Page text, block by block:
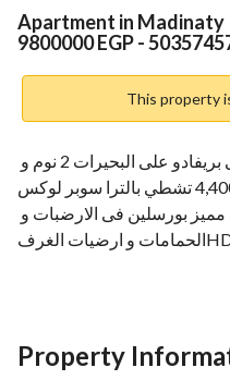
Overview Trends
Apartment in Madinaty
9800000 EGP -
This property
2 نوم
مطبخ
Property